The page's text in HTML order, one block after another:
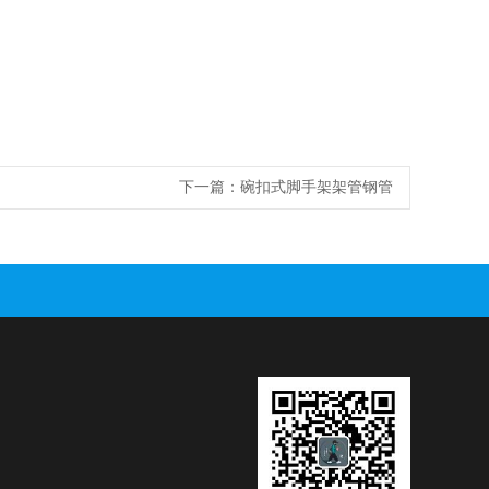
下一篇： 碗扣式脚手架架管钢管